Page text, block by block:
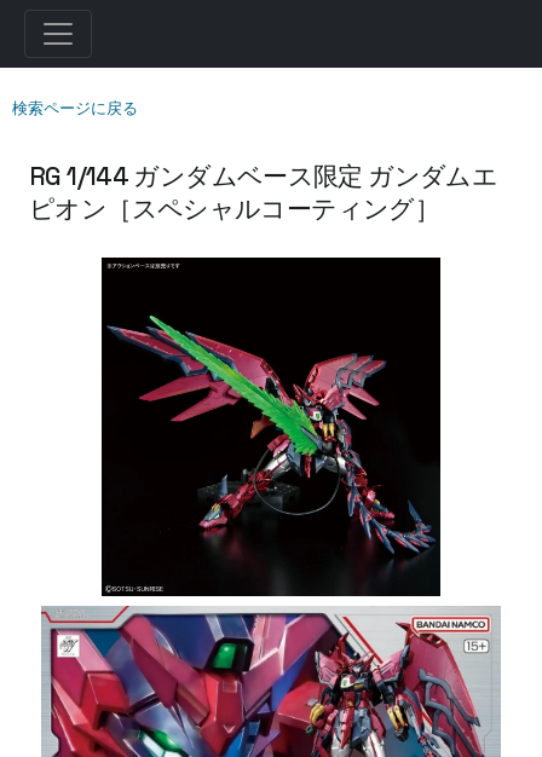
検索ページに戻る
RG 1/144 ガンダムベース限定 ガンダムエ
ピオン［スペシャルコーティング］